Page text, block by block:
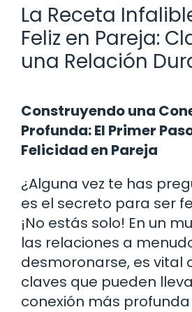
La Receta
Feliz en Pareja:
una Relación
Construyendo una
Profunda: El Primer
Felicidad en Pareja
¿Alguna vez te has
es el secreto para ser
¡No estás solo! En un
las relaciones a
desmoronarse, es vital
claves que pueden
conexión más